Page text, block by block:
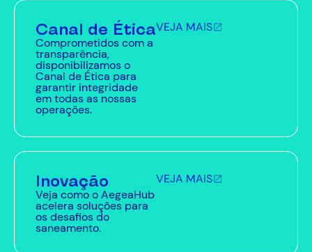
Canal de Ética
Comprometidos com a
transparência,
disponibilizamos o
Canal de Ética para
garantir integridade
em todas as nossas
operações.
VEJA MAIS
Inovação
Veja como o AegeaHub
acelera soluções para
os desafios do
saneamento.
VEJA MAIS